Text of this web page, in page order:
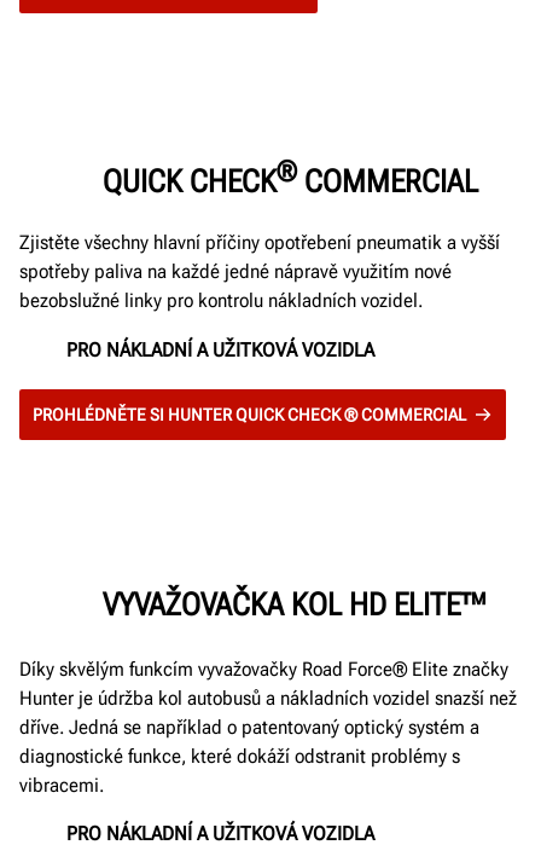
QUICK CHECK®COMMERCIAL
Zjistěte všechny hlavní příčiny opotřebení pneumatik a vyšší
spotřeby paliva na každé jedné nápravě využitím nové
bezobslužné linky pro kontrolu nákladních vozidel.
PRO NÁKLADNÍ A UŽITKOVÁ VOZIDLA
PROHLÉDNĚTE SI HUNTER QUICK CHECK ® COMMERCIAL
VYVAŽOVAČKA KOL HD ELITE™
Díky skvělým funkcím vyvažovačky Road Force® Elite značky
Hunter je údržba kol autobusů a nákladních vozidel snazší než
dříve. Jedná se například o patentovaný optický systém a
diagnostické funkce, které dokáží odstranit problémy s
vibracemi.
PRO NÁKLADNÍ A UŽITKOVÁ VOZIDLA